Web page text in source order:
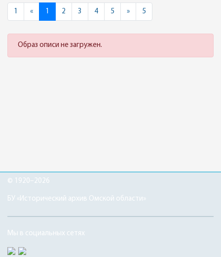
1 «Previous
1 2 3 4 5 »Next5
Образ описи не загружен.
© 1920–2026
БУ «Исторический архив Омской области»
Мы в социальных сетях